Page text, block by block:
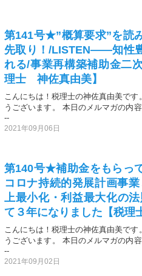
第141号★”概算要求”を読
先取り！/LISTEN――知性
れる/事業再構築補助金二
理士 神佐真由美】
こんにちは！税理士の神佐真由美で
うございます。 本日のメルマガの内
--
2021年09月06日
第140号★補助金をもらっ
コロナ持続的発展計画事
上最小化・利益最大化の
て３年になりました【税理
こんにちは！税理士の神佐真由美で
うございます。 本日のメルマガの内
--
2021年09月02日